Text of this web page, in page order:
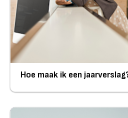
Hoe maak ik een